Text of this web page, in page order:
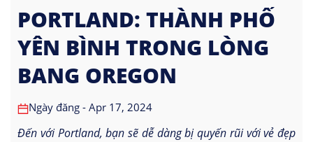
PORTLAND: THÀNH PHỐ
YÊN BÌNH TRONG LÒNG
BANG OREGON
Ngày đăng - Apr 17, 2024
Đến với Portland, bạn sẽ dễ dàng bị quyến rũi với vẻ đẹp